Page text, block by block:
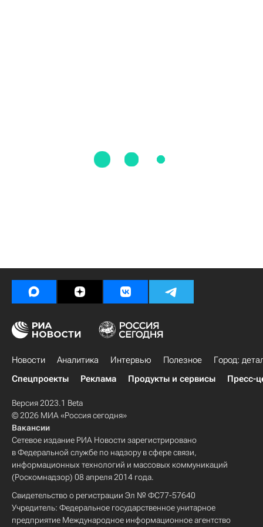
Новости Аналитика Интервью Полезное
Город:
Спецпроекты
Реклама Продукты и сервисы Пресс-
Версия 2023.1 Beta
© 2026 МИА «Россия сегодня»
Вакансии
Сетевое издание РИА Новости зарегистрировано
в Федеральной службе по надзору в сфере связи,
информационных технологий и массовых коммуникаций
(Роскомнадзор) 08 апреля 2014 года.
Свидетельство о регистрации Эл № ФС77-57640
Учредитель: Федеральное государственное унитарное
предприятие Международное информационное агентство